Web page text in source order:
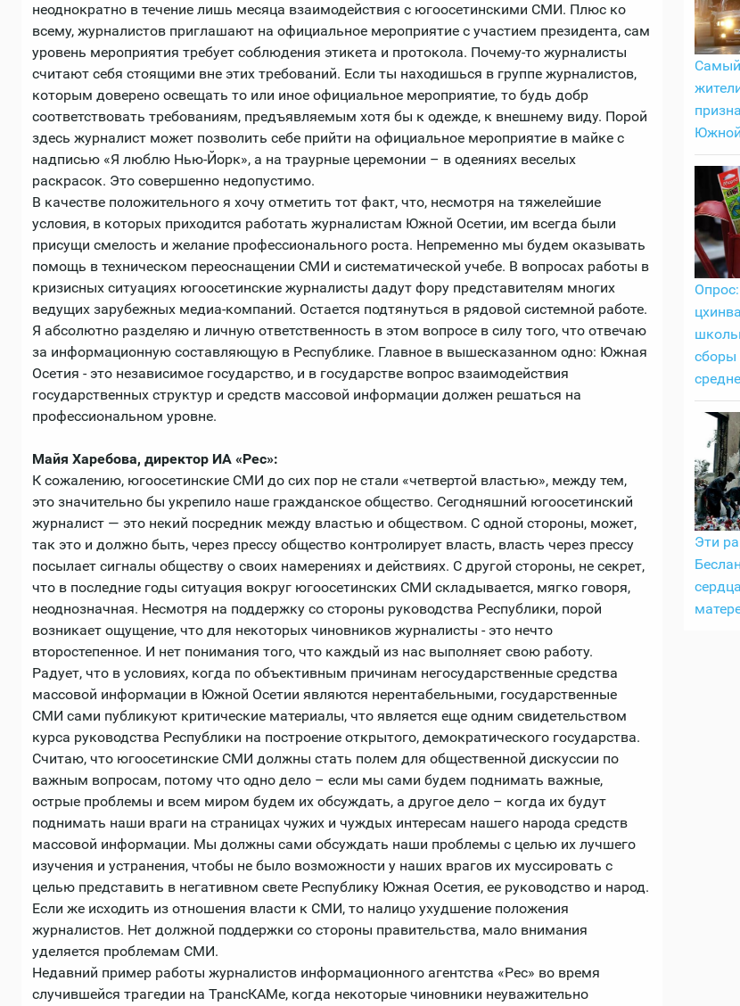
неоднократно в течение лишь месяца взаимодействия с югоосетинскими СМИ. Плюс ко
всему, журналистов приглашают на официальное мероприятие с участием президента, сам
уровень мероприятия требует соблюдения этикета и протокола. Почему-то журналисты
считают себя стоящими вне этих требований. Если ты находишься в группе журналистов,
которым доверено освещать то или иное официальное мероприятие, то будь добр
соответствовать требованиям, предъявляемым хотя бы к одежде, к внешнему виду. Порой
здесь журналист может позволить себе прийти на официальное мероприятие в майке с
надписью «Я люблю Нью-Йорк», а на траурные церемонии – в одеяниях веселых
раскрасок. Это совершенно недопустимо.
В качестве положительного я хочу отметить тот факт, что, несмотря на тяжелейшие
условия, в которых приходится работать журналистам Южной Осетии, им всегда были
присущи смелость и желание профессионального роста. Непременно мы будем оказывать
помощь в техническом переоснащении СМИ и систематической учебе. В вопросах работы в
кризисных ситуациях югоосетинские журналисты дадут фору представителям многих
ведущих зарубежных медиа-компаний. Остается подтянуться в рядовой системной работе.
Я абсолютно разделяю и личную ответственность в этом вопросе в силу того, что отвечаю
за информационную составляющую в Республике. Главное в вышесказанном одно: Южная
Осетия - это независимое государство, и в государстве вопрос взаимодействия
государственных структур и средств массовой информации должен решаться на
профессиональном уровне.
Майя Харебова, директор ИА «Рес»:
К сожалению, югоосетинские СМИ до сих пор не стали «четвертой властью», между тем,
это значительно бы укрепило наше гражданское общество. Сегодняшний югоосетинский
журналист — это некий посредник между властью и обществом. С одной стороны, может,
так это и должно быть, через прессу общество контролирует власть, власть через прессу
посылает сигналы обществу о своих намерениях и действиях. С другой стороны, не секрет,
что в последние годы ситуация вокруг югоосетинских СМИ складывается, мягко говоря,
неоднозначная. Несмотря на поддержку со стороны руководства Республики, порой
возникает ощущение, что для некоторых чиновников журналисты - это нечто
второстепенное. И нет понимания того, что каждый из нас выполняет свою работу.
Радует, что в условиях, когда по объективным причинам негосударственные средства
массовой информации в Южной Осетии являются нерентабельными, государственные
СМИ сами публикуют критические материалы, что является еще одним свидетельством
курса руководства Республики на построение открытого, демократического государства.
Считаю, что югоосетинские СМИ должны стать полем для общественной дискуссии по
важным вопросам, потому что одно дело – если мы сами будем поднимать важные,
острые проблемы и всем миром будем их обсуждать, а другое дело – когда их будут
поднимать наши враги на страницах чужих и чуждых интересам нашего народа средств
массовой информации. Мы должны сами обсуждать наши проблемы с целью их лучшего
изучения и устранения, чтобы не было возможности у наших врагов их муссировать с
целью представить в негативном свете Республику Южная Осетия, ее руководство и народ.
Если же исходить из отношения власти к СМИ, то налицо ухудшение положения
журналистов. Нет должной поддержки со стороны правительства, мало внимания
уделяется проблемам СМИ.
Недавний пример работы журналистов информационного агентства «Рес» во время
случившейся трагедии на ТрансКАМе, когда некоторые чиновники неуважительно
Южной
сборы
Эти